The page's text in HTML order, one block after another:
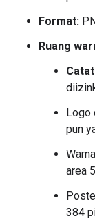
Format:
Ruang
Logo
pun
area
384